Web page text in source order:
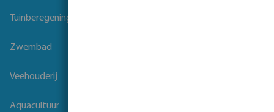
Tuinberegening
Zwembad
Veehouderij
Aquacultuur